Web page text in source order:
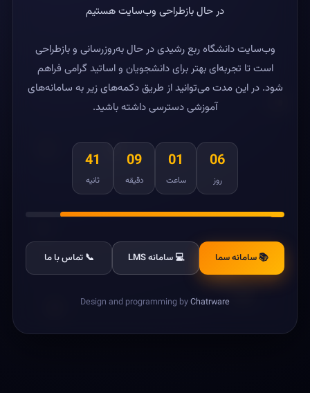
در حال بازطراحی وب‌سایت هستیم
وب‌سایت دانشگاه ربع رشیدی در حال به‌روزرسانی و بازطراحی
است تا تجربه‌ای بهتر برای دانشجویان و اساتید گرامی فراهم
شود. در این مدت می‌توانید از طریق دکمه‌های زیر به سامانه‌های
آموزشی دسترسی داشته باشید.
06
روز
01
ساعت
09
دقیقه
41
ثانیه
📚 سامانه سما 💻 سامانه LMS 📞 تماس با ما
Design and programming byChatrware